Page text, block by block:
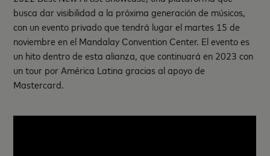
busca dar visibilidad a la próxima generación de músicos,
con un evento privado que tendrá lugar el martes 15 de
noviembre en el Mandalay Convention Center. El evento es
un hito dentro de esta alianza, que continuará en 2023 con
un tour por América Latina gracias al apoyo de
Mastercard.